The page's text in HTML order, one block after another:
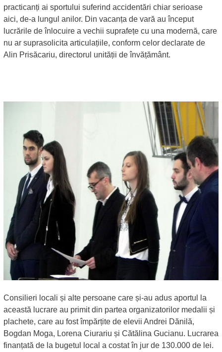
practicanți ai sportului suferind accidentări chiar serioase
aici, de-a lungul anilor. Din vacanța de vară au început
lucrările de înlocuire a vechii suprafețe cu una modernă, care
nu ar suprasolicita articulațiile, conform celor declarate de
Alin Prisăcariu, directorul unității de învățământ.
Consilieri locali și alte persoane care și-au adus aportul la
această lucrare au primit din partea organizatorilor medalii și
plachete, care au fost împărțite de elevii Andrei Dănilă,
Bogdan Moga, Lorena Ciurariu și Cătălina Gucianu. Lucrarea
finanțată de la bugetul local a costat în jur de 130.000 de lei.